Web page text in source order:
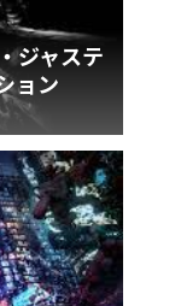
ジャステ
ョン